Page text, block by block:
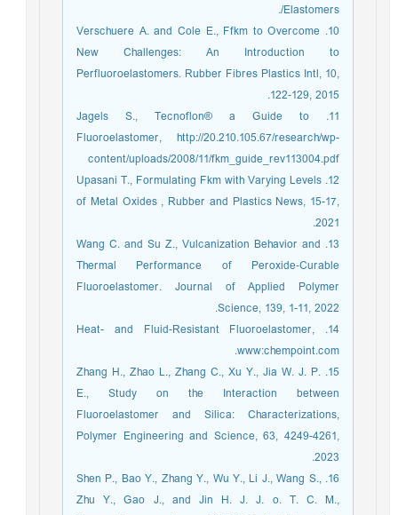
Elastomers/.
10. Verschuere A. and Cole E., Ffkm to Overcome
New Challenges: An Introduction to
Perfluoroelastomers. Rubber Fibres Plastics Intl, 10,
122-129, 2015.
11. Jagels S., Tecnoflon® a Guide to
Fluoroelastomer, http://20.210.105.67/research/wp-
content/uploads/2008/11/fkm_guide_rev113004.pdf
12. Upasani T., Formulating Fkm with Varying Levels
of Metal Oxides , Rubber and Plastics News, 15-17,
2021.
13. Wang C. and Su Z., Vulcanization Behavior and
Thermal Performance of Peroxide‐Curable
Fluoroelastomer. Journal of Applied Polymer
Science, 139, 1-11, 2022.
14. Heat- and Fluid-Resistant Fluoroelastomer,
www:chempoint.com.
15. Zhang H., Zhao L., Zhang C., Xu Y., Jia W. J. P.
E., Study on the Interaction between
Fluoroelastomer and Silica: Characterizations,
Polymer Engineering and Science, 63, 4249-4261,
2023.
16. Shen P., Bao Y., Zhang Y., Wu Y., Li J., Wang S.,
Zhu Y., Gao J., and Jin H. J. J. o. T. C. M.,